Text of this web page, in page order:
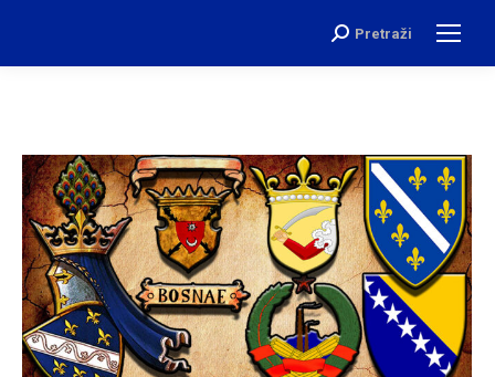
Search:
Pretraži